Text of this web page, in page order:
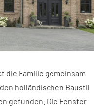
die Familie gemeinsam
holländischen Baustil
gefunden. Die Fenster